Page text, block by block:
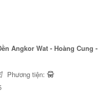
Angkor Wat - Hoàng Cung -
Phương tiện: